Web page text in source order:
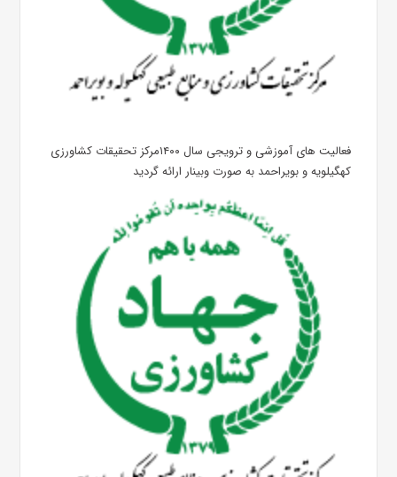
فعالیت های آموزشی و ترویجی سال ۱۴۰۰مرکز تحقیقات کشاورزی
کهگیلویه و بویراحمد به صورت وبینار ارائه گردید